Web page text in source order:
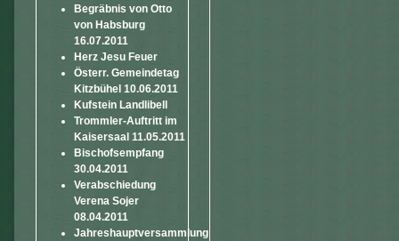
Begräbnis von Otto
von Habsburg
16.07.2011
Herz Jesu Feuer
Österr. Gemeindetag
Kitzbühel 10.06.2011
Kufstein Landlibell
Trommler-Auftritt im
Kaisersaal 11.05.2011
Bischofsempfang
30.04.2011
Verabschiedung
Verena Sojer
08.04.2011
Jahreshauptversammlung